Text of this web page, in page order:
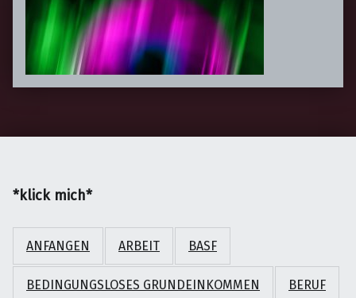
*klick mich*
ANFANGEN ARBEIT BASF
BEDINGUNGSLOSES GRUNDEINKOMMEN BERUF